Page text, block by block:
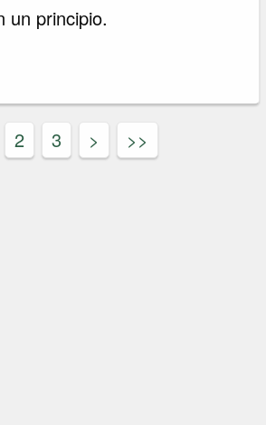
un principio.
2 3 > >>